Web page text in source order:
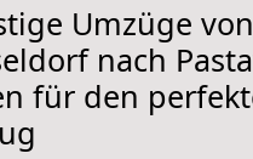
Umzüge von
nach
für den